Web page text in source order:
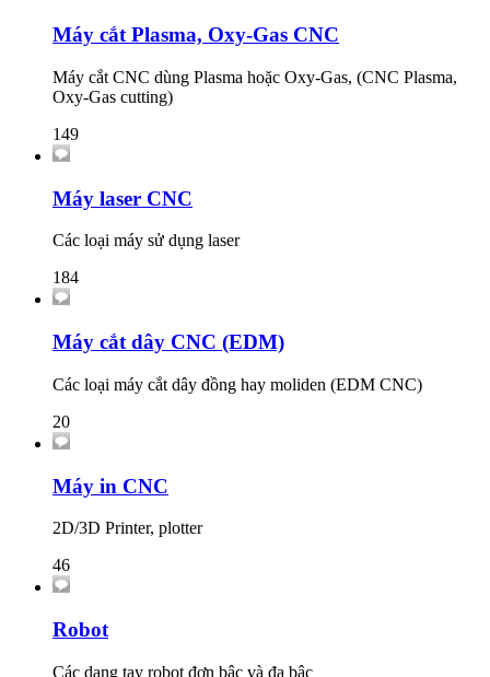
Máy cắt Plasma, Oxy-Gas CNC
Máy cắt CNC dùng Plasma hoặc Oxy-Gas, (CNC Plasma,
Oxy-Gas cutting)
149
Máy laser CNC
Các loại máy sử dụng laser
184
Máy cắt dây CNC (EDM)
Các loại máy cắt dây đồng hay moliden (EDM CNC)
20
Máy in CNC
2D/3D Printer, plotter
46
Robot
Các dạng tay robot đơn bậc và đa bậc